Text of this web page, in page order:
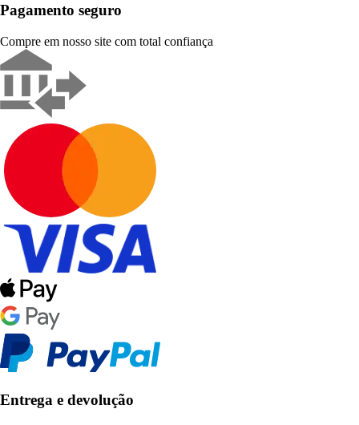
Pagamento seguro
Compre em nosso site com total confiança
Entrega e devolução